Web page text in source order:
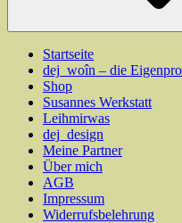
Startseite
dej_woîn – die
Shop
Susannes Werkstatt
Leihmirwas
dej_design
Meine Partner
Über mich
AGB
Impressum
Widerrufsbelehrung